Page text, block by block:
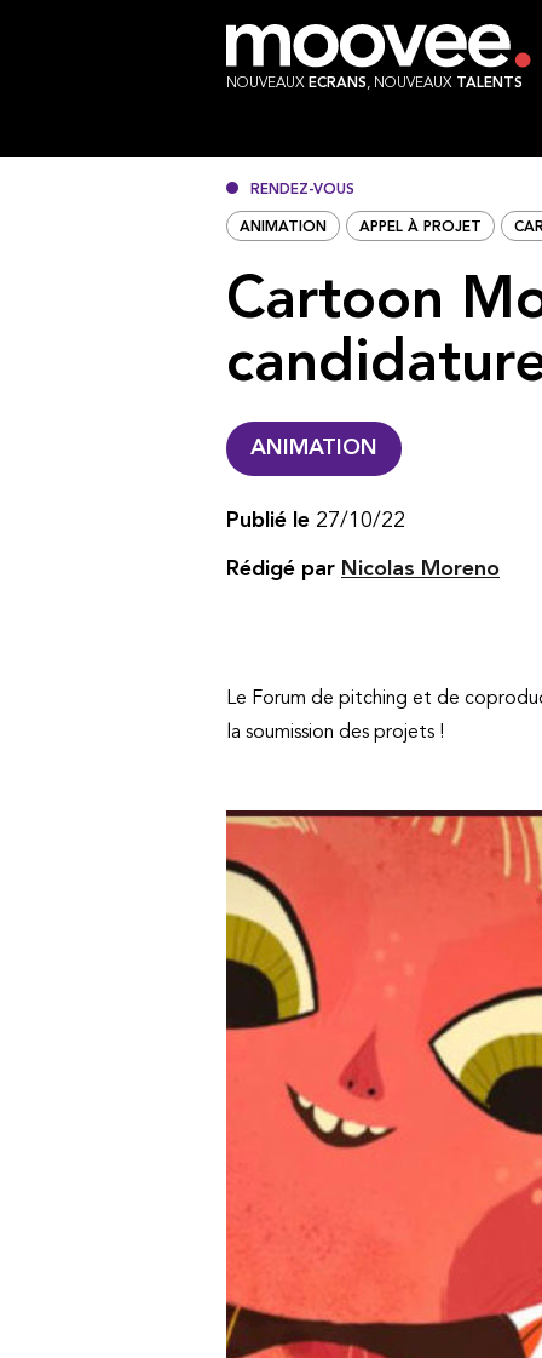
NOUVEAUX ECRANS, NOUVEAUX TALENTS
RENDEZ-VOUS
ANIMATION APPEL À PROJET
Cartoon
ANIMATION
Publié le 27/10/22
Rédigé par Nicolas Moreno
Le Forum de pitching et de
la soumission des projets !